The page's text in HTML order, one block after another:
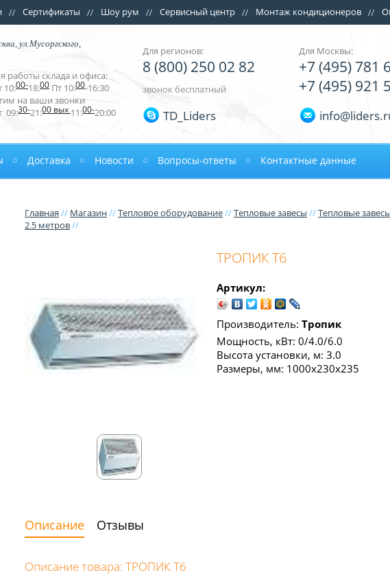
Сертификаты Шоу рум Сервисный центр Монтаж кондиционеров
ул.Мусоргского,
работы склада и офиса:
10:00-18:00 Пт 10:00-16:30
на ваши звонки
09:30-21:00 вых 11:00-20:00
Для регионов:
8 (800) 250 02 82
звонок бесплатный
TD_Liders
Для Москвы:
+7 (495) 781
+7 (495) 921
Доставка Новости Вопросы-ответы Контактные данные
Главная // Магазин//Тепловое оборудование//Тепловые завесы //Тепловые
2.5 метров//
ТРОПИК Т6
Артикул:
Производитель: Тропик
Мощность, кВт: 0/4.0/6.0
Высота установки, м: 3.0
Размеры, мм: 1000x230x235
Описание Отзывы
Описание товара: ТРОПИК Т6